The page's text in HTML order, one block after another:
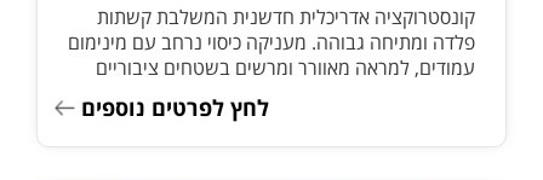
קונסטרוקציה אדריכלית חדשנית המשלבת קשתות
פלדה ומתיחה גבוהה. מעניקה כיסוי נרחב עם מינימום
עמודים, למראה מאוורר ומרשים בשטחים ציבוריים
לחץ לפרטים נוספים